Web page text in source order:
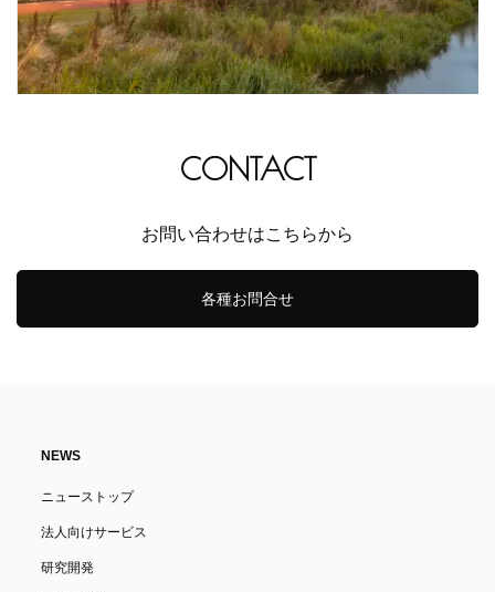
CONTACT
お問い合わせはこちらから
各種お問合せ
NEWS
ニューストップ
法人向けサービス
研究開発